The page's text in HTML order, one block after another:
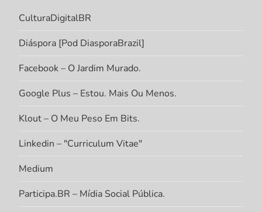
CulturaDigitalBR
Diáspora [Pod DiasporaBrazil]
Facebook – O Jardim Murado.
Google Plus – Estou. Mais Ou Menos.
Klout – O Meu Peso Em Bits.
Linkedin – "Curriculum Vitae"
Medium
Participa.BR – Mídia Social Pública.